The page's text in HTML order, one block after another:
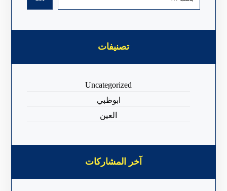
تصنيفات
Uncategorized
ابوظبي
العين
آخر المشاركات